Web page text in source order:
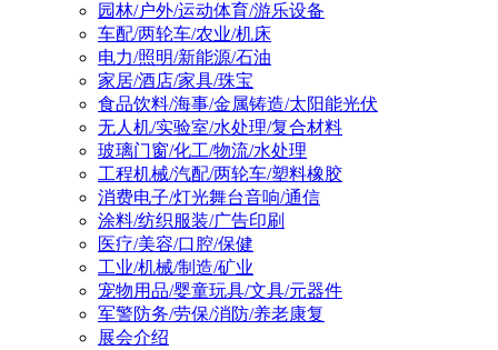
园林/户外/运动体育/游乐设备
车配/两轮车/农业/机床
电力/照明/新能源/石油
家居/酒店/家具/珠宝
食品饮料/海事/金属铸造/太阳能光伏
无人机/实验室/水处理/复合材料
玻璃门窗/化工/物流/水处理
工程机械/汽配/两轮车/塑料橡胶
消费电子/灯光舞台音响/通信
涂料/纺织服装/广告印刷
医疗/美容/口腔/保健
工业/机械/制造/矿业
宠物用品/婴童玩具/文具/元器件
军警防务/劳保/消防/养老康复
展会介绍